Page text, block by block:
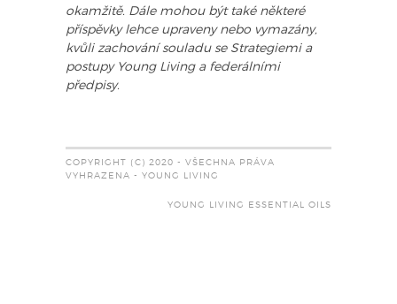
okamžitě. Dále mohou být také některé
příspěvky lehce upraveny nebo vymazány,
kvůli zachování souladu se Strategiemi a
postupy Young Living a federálními
předpisy.
COPYRIGHT (C) 2020 - VŠECHNA PRÁVA
VYHRAZENA - YOUNG LIVING
YOUNG LIVING ESSENTIAL OILS